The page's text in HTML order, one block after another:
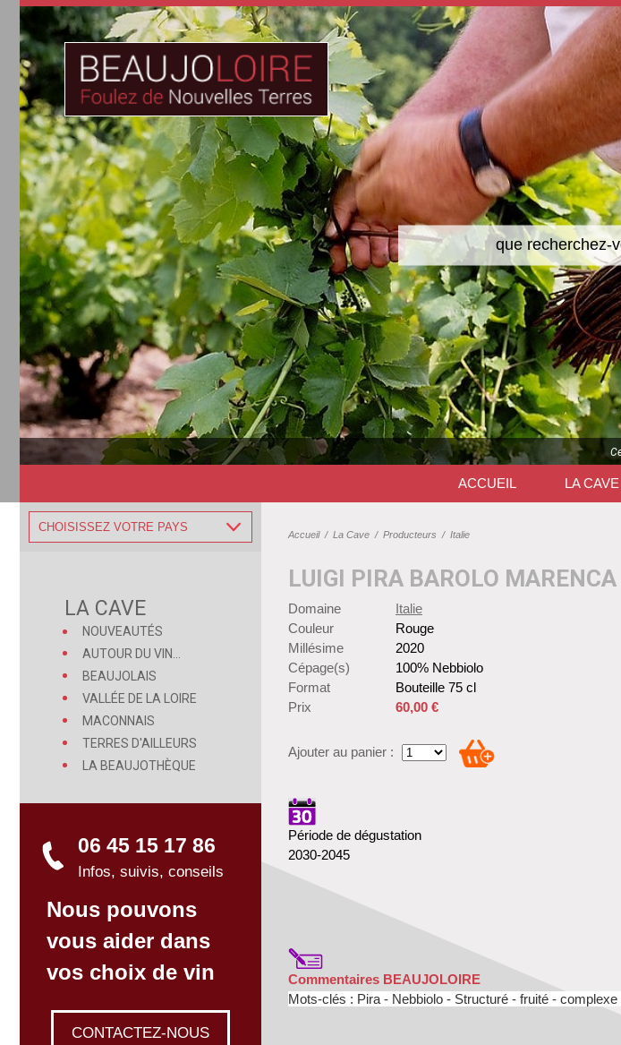
ACCUEIL LA CAVE
CHOISISSEZ VOTRE PAYS
LA CAVE
NOUVEAUTÉS
AUTOUR DU VIN...
BEAUJOLAIS
VALLÉE DE LA LOIRE
MACONNAIS
TERRES D'AILLEURS
LA BEAUJOTHÈQUE
06 45 15 17 86
Infos, suivis, conseils
Nous pouvons
vous aider dans
vos choix de vin
CONTACTEZ-NOUS
Accueil/ La Cave / Producteurs / Italie
LUIGI PIRA BAROLO
Domaine
Italie
Couleur
Rouge
Millésime
2020
Cépage(s)
100% Nebbiolo
Format
Bouteille 75 cl
Prix
60,00 €
Ajouter au panier :
Période de dégustation
2030-2045
Commentaires BEAUJOLOIRE
Mots-clés : Pira - Nebbiolo - Structuré - fruité -